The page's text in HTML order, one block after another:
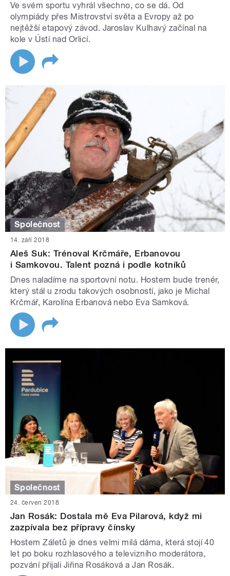
Ve svém sportu vyhrál všechno, co se dá. Od
olympiády přes Mistrovství světa a Evropy až po
nejtěžší etapový závod. Jaroslav Kulhavý začínal na
kole v Ústí nad Orlicí.
Společnost
14. září 2018
Aleš Suk: Trénoval Krčmáře, Erbanovou
i Samkovou. Talent pozná i podle kotníků
Dnes naladíme na sportovní notu. Hostem bude trenér,
který stál u zrodu takových osobností, jako je Michal
Krčmář, Karolína Erbanová nebo Eva Samková.
Společnost
24. červen 2018
Jan Rosák: Dostala mě Eva Pilarová, když mi
zazpívala bez přípravy čínsky
Hostem Záletů je dnes velmi milá dáma, která stojí 40
let po boku rozhlasového a televizního moderátora,
pozvání přijali Jiřina Rosáková a Jan Rosák.